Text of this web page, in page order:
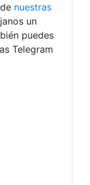
nuestras
un
puedes
Telegram